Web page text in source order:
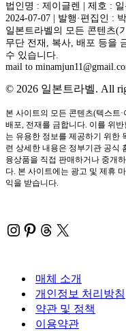
법인명 : 제이글렌 | 제호 :
2024-07-07 | 발행·편집인 :
일본트라벨의 모든 콘텐츠(
무단 전재, 복사, 배포 등을
수 있습니다.
mail to
© 2026 일본트라벨. All
본 사이트의 모든 콘텐츠(텍스트
배포, 전재를 금합니다. 이를 위
는 유용한 정보를 제공하기 위한
련 상세한 내용은 정부기관 공식
융상품을 직접 판매하거나 중개
다. 본 사이트에는 광고 및 제휴
익을 받습니다.
Instagram
Pinterest
Threads
X
매체 소개
개인정보 처리방침
약관 및 정책
이용약관